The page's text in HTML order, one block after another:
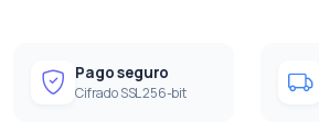
Pago seguro
Cifrado SSL 256-bit